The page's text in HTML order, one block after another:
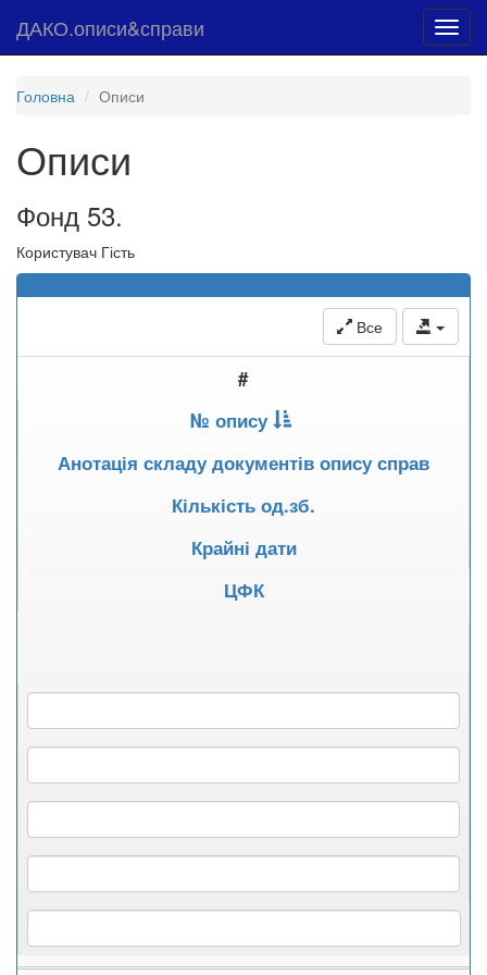
ДАКО.описи&справи
Головна Описи
Описи
Фонд 53.
Користувач Гість
Все
#
№ опису
Анотація складу документів опису справ
Кількість од.зб.
Крайні дати
ЦФК